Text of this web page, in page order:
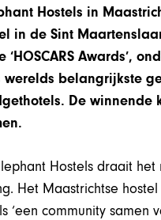
Hostels in
in de Sint
‘HOSCARS Awards’,
werelds belangrijkste
De winnende
Hostels draait
Het Maastrichtse
‘een community